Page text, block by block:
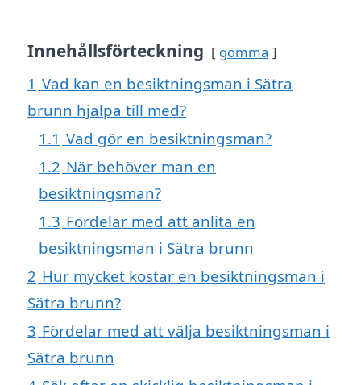
Innehållsförteckning gömma
1 Vad kan en besiktningsman i Sätra
brunn hjälpa till med?
1.1 Vad gör en besiktningsman?
1.2 När behöver man en
besiktningsman?
1.3 Fördelar med att anlita en
besiktningsman i Sätra brunn
2 Hur mycket kostar en besiktningsman i
Sätra brunn?
3 Fördelar med att välja besiktningsman i
Sätra brunn